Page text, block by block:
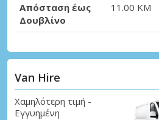
Απόσταση έως
Δουβλίνο
11.00 KM
Van Hire
Χαμηλότερη τιμή -
Εγγυημένη